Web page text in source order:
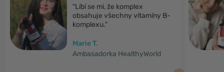
"Líbí se mi, že komplex
obsahuje všechny vitamíny B-
komplexu."
Marie T.
Ambasadorka HealthyWorld